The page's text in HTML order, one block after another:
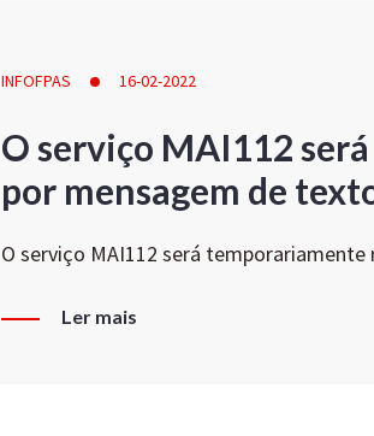
INFOFPAS 16-02-2022
O serviço MAI112
por mensagem de
O serviço MAI112 será
Ler mais